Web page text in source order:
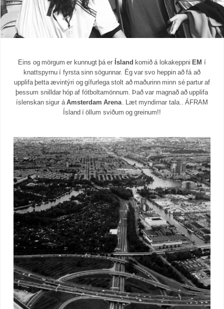
Eins og mörgum er kunnugt þá er Ísland komið á lokakeppni EM í
knattspyrnu í fyrsta sinn sögunnar. Ég var svo heppin að fá að
upplifa þetta ævintýri og gífurlega stolt að maðurinn minn sé partur af
þessum snilldar hóp af fótboltamönnum. Það var magnað að upplifa
íslenskan sigur áAmsterdam Arena. Læt myndirnar tala.. ÁFRAM
Ísland í öllum sviðum og greinum!!